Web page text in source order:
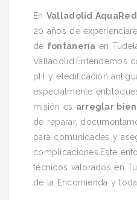
En Valladolid AquaRed
20 años de
de fontanería en
Valladolid.Entendemos
pH y eledificación
especialmente
misión es arreglar
de reparar,
para comunidades y
complicaciones.Este
técnicos valorados en
de la Encomienda y